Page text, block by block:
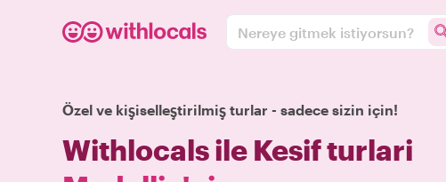
Nereye gitmek istiyorsun?
Özel ve kişiselleştirilmiş turlar - sadece sizin için!
Withlocals ile Kesif turlari